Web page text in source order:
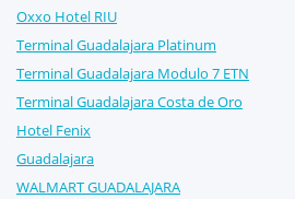
Oxxo Hotel RIU
Terminal Guadalajara Platinum
Terminal Guadalajara Modulo 7 ETN
Terminal Guadalajara Costa de Oro
Hotel Fenix
Guadalajara
WALMART GUADALAJARA